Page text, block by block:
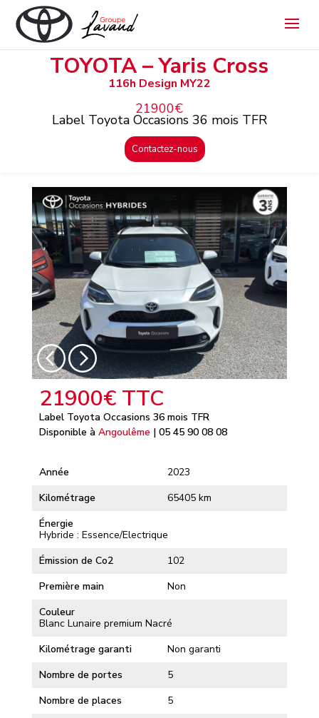
TOYOTA – Yaris Cross
116h Design MY22
21900€
Label Toyota Occasions 36 mois TFR
Contactez-nous
21900€ TTC
Label Toyota Occasions 36 mois TFR
Disponible à Angoulême | 05 45 90 08 08
Année
2023
Kilométrage
65405 km
Énergie
Hybride : Essence/Electrique
Émission de Co2
102
Première main
Non
Couleur
Blanc Lunaire premium Nacré
Kilométrage garanti
Non garanti
Nombre de portes
5
Nombre de places
5